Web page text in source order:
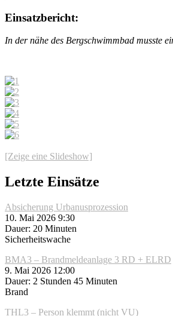
Einsatzbericht:
In der nähe des Bergschwimmbad musste
[Zeige eine Slideshow]
Letzte Einsätze
Absicherung Urbanusprozession
10. Mai 2026 9:30
Dauer: 20 Minuten
Sicherheitswache
BMA3 – Brandmeldeanlage 3 RD + ELRD
9. Mai 2026 12:00
Dauer: 2 Stunden 45 Minuten
Brand
THL3 – Person klemmt (nicht VU)